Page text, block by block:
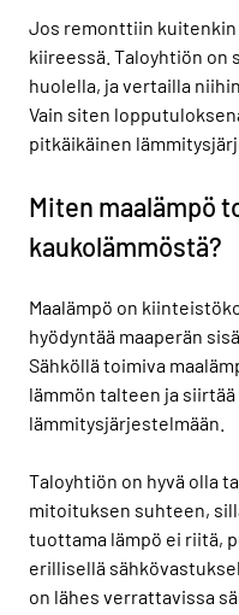
Jos remonttiin kuitenkin
kiireessä. Taloyhtiön
huolella, ja vertailla
Vain siten
pitkäikäinen
Miten maalämpö
kaukolämmöstä?
Maalämpö on
hyödyntää maaperän
Sähköllä toimiva
lämmön talteen ja
lämmitysjärjestelmään.
Taloyhtiön on hyvä olla
mitoituksen suhteen,
tuottama lämpö ei riitä,
erillisellä
on lähes verrattavissa